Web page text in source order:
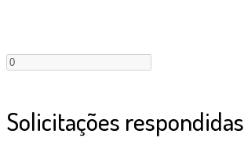
Solicitações respondidas